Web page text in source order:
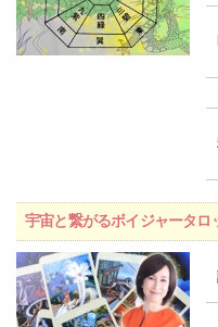
宇宙と繋がるボイジャータロ